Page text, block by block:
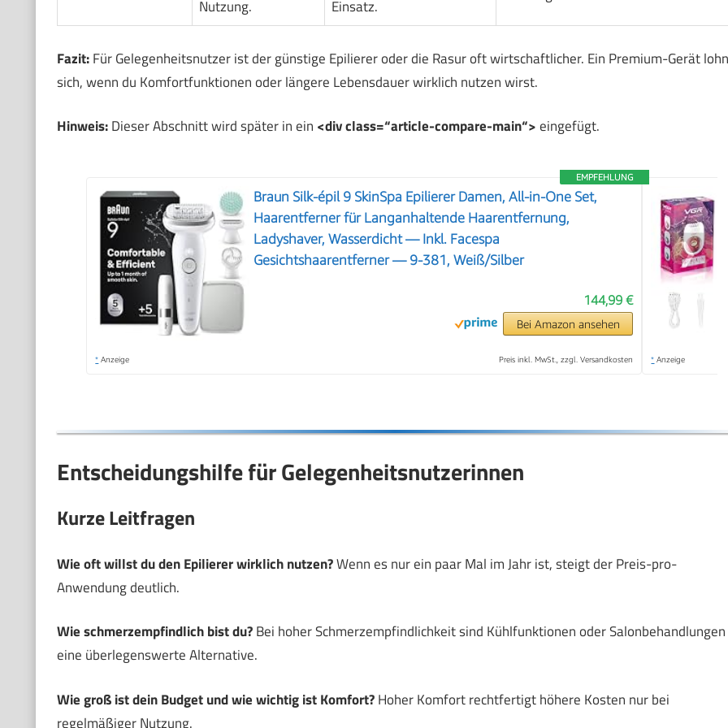
Nutzung.
Einsatz.
Fazit:Für Gelegenheitsnutzer ist der günstige Epilierer oder die Rasur oft wirtschaftlicher. Ein Premium-Gerät
sich, wenn du Komfortfunktionen oder längere Lebensdauer wirklich nutzen wirst.
Hinweis:Dieser Abschnitt wird später in ein <div class=“article-compare-main“>eingefügt.
EMPFEHLUNG
Braun Silk-épil 9 SkinSpa Epilierer Damen, All-in-One Set,
Haarentferner für Langanhaltende Haarentfernung,
Ladyshaver, Wasserdicht — Inkl. Facespa
Gesichtshaarentferner — 9-381, Weiß/Silber
144,99 €
Bei Amazon ansehen
* Anzeige Preis inkl. MwSt., zzgl. Versandkosten * Anzeige
❯
Entscheidungshilfe für Gelegenheitsnutzerinnen
Kurze Leitfragen
Wie oft willst du den Epilierer wirklich nutzen?Wenn es nur ein paar Mal im Jahr ist, steigt der Preis-pro-
Anwendung deutlich.
Wie schmerzempfindlich bist du?Bei hoher Schmerzempfindlichkeit sind Kühlfunktionen oder Salonbehandlungen
eine überlegenswerte Alternative.
Wie groß ist dein Budget und wie wichtig ist Komfort?Hoher Komfort rechtfertigt höhere Kosten nur bei
regelmäßiger Nutzung.